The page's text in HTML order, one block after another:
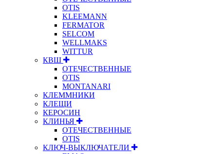
OTIS
KLEEMANN
FERMATOR
SELCOM
WELLMAKS
WITTUR
КВШ
ОТЕЧЕСТВЕННЫЕ
OTIS
MONTANARI
КЛЕММНИКИ
КЛЕЩИ
КЕРОСИН
КЛИНЬЯ
ОТЕЧЕСТВЕННЫЕ
OTIS
КЛЮЧ-ВЫКЛЮЧАТЕЛИ